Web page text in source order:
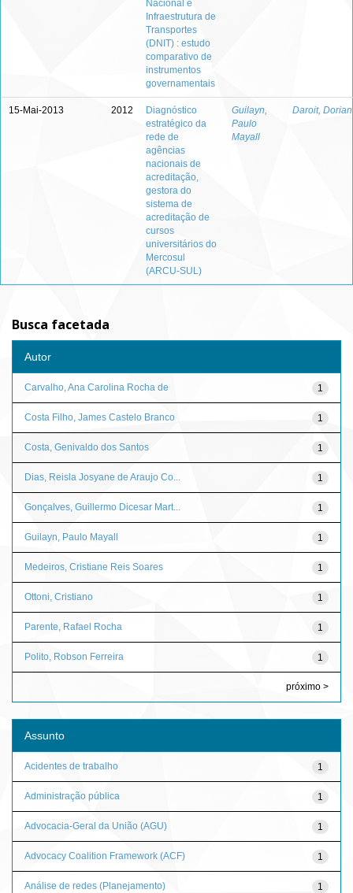
Nacional e
Infraestrutura de
Transportes
(DNIT) : estudo
comparativo de
instrumentos
governamentais
15-Mai-2013 2012
Diagnóstico
estratégico da
rede de
agências
nacionais de
acreditação,
gestora do
sistema de
acreditação de
cursos
universitários do
Mercosul
(ARCU-SUL)
Guilayn,
Paulo
Mayall
Daroit,
Busca facetada
Autor
1
Carvalho, Ana Carolina Rocha de
1
Costa Filho, James Castelo Branco
1
Costa, Genivaldo dos Santos
1
Dias, Reisla Josyane de Araujo Co...
1
Gonçalves, Guillermo Dicesar Mart...
1
Guilayn, Paulo Mayall
1
Medeiros, Cristiane Reis Soares
1
Ottoni, Cristiano
1
Parente, Rafael Rocha
1
Polito, Robson Ferreira
próximo >
Assunto
1
Acidentes de trabalho
1
Administração pública
1
Advocacia-Geral da União (AGU)
1
Advocacy Coalition Framework (ACF)
1
Análise de redes (Planejamento)